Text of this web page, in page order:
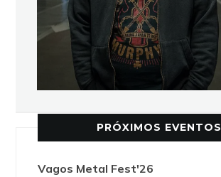
PRÓXIMOS EVENTOS
Vagos Metal Fest'26